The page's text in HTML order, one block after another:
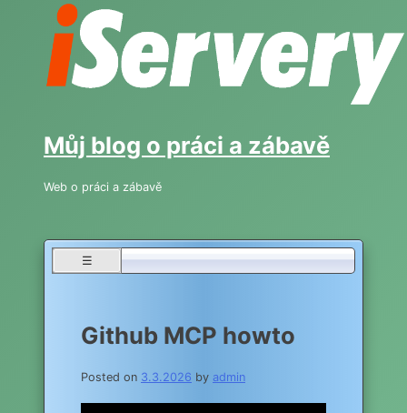
Můj blog o práci a zábavě
Web o práci a zábavě
☰
Github MCP howto
Posted on 3.3.2026 by admin